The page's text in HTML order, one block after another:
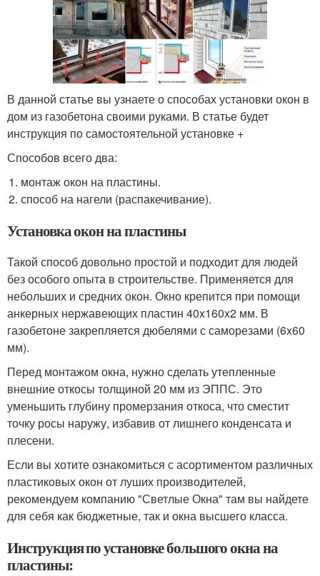
В данной статье вы узнаете о способах установки окон в
дом из газобетона своими руками. В статье будет
инструкция по самостоятельной установке +
Способов всего два:
монтаж окон на пластины.
способ на нагели (распакечивание).
Установка окон на пластины
Такой способ довольно простой и подходит для людей
без особого опыта в строительстве. Применяется для
небольших и средних окон. Окно крепится при помощи
анкерных нержавеющих пластин 40x160x2 мм. В
газобетоне закрепляется дюбелями с саморезами (6x60
мм).
Перед монтажом окна, нужно сделать утепленные
внешние откосы толщиной 20 мм из ЭППС. Это
уменьшить глубину промерзания откоса, что сместит
точку росы наружу, избавив от лишнего конденсата и
плесени.
Если вы хотите ознакомиться с асортиментом различных
пластиковых окон от луших производителей,
рекомендуем компанию "Светлые Окна" там вы найдете
для себя как бюджетные, так и окна высшего класса.
Инструкция по установке большого окна на
пластины: